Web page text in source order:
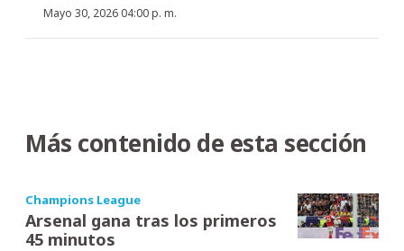
Mayo 30, 2026 04:00 p. m.
Más contenido de esta sección
Champions League
Arsenal gana tras los primeros
45 minutos